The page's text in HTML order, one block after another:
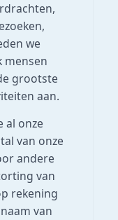
we
mensen
grootste
aan.
al onze
van onze
andere
van
rekening
van